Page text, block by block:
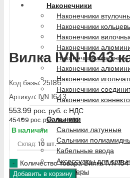
Наконечники
Наконечники
Наконечники
Наконечники
Наконечники
Наконечники медные
Наконечники
Наконечники
Наконечники
Наконечники
Сальники
Сальники латунные
Сальники
Кабельные ввода
Аксессуары для
Адаптеры
Вилка IVN 1643
Код базы: 25186
Артикул: IVN 1643
553.99 рос. руб. с НДС
454.09 рос. руб.без НДС
В наличии
Склад: 10 шт.
Количество товара Вилка IVN
Добавить в корзину